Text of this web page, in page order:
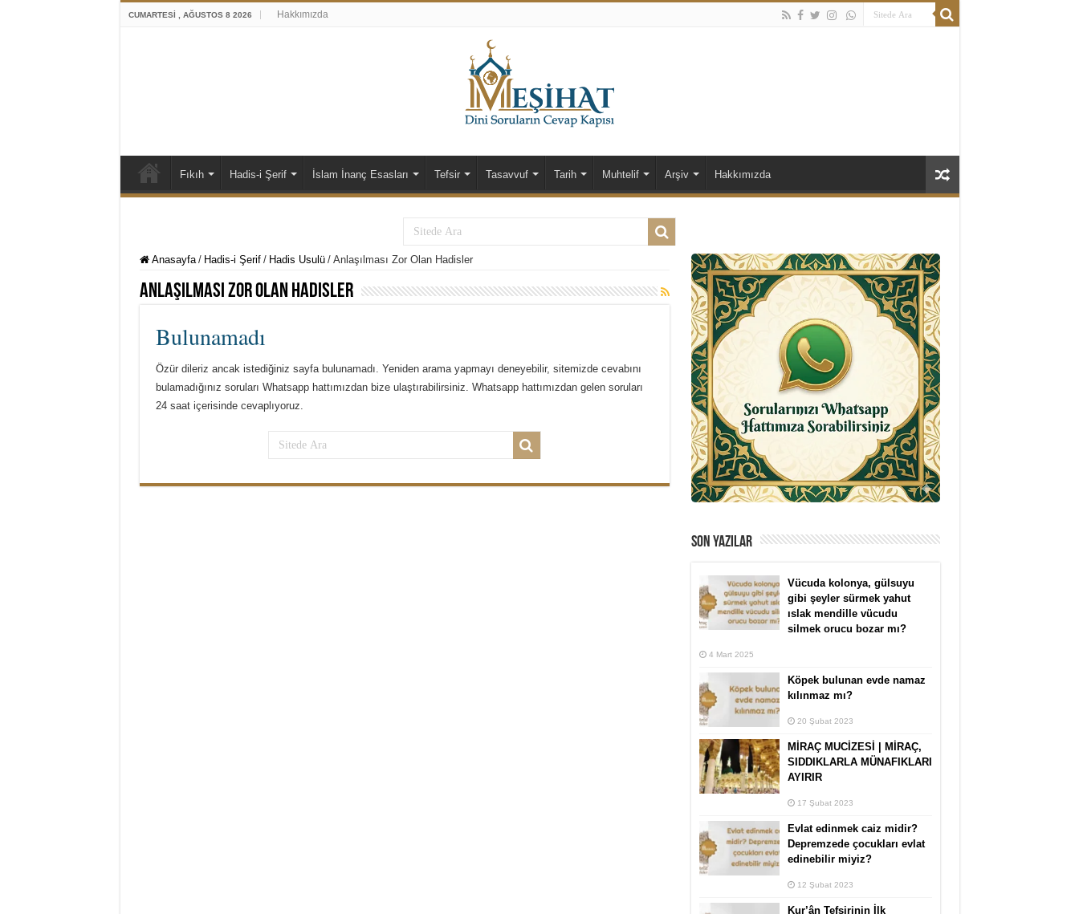
CUMARTESI , AĞUSTOS 8 2026 Hakkımızda
Fıkıh Hadis-i Şerif İslam İnanç Esasları Tefsir Tasavvuf Tarih Muhtelif Arşiv Hakkımızda
Anasayfa / Hadis-i Şerif / Hadis Usulü / Anlaşılması Zor Olan Hadisler
Anlaşılması Zor Olan Hadisler
Bulunamadı
Özür dileriz ancak istediğiniz sayfa bulunamadı. Yeniden arama yapmayı deneyebilir, sitemizde cevabını
bulamadığınız soruları Whatsapp hattımızdan bize ulaştırabilirsiniz. Whatsapp hattımızdan gelen soruları
24 saat içerisinde cevaplıyoruz.
SON YAZILAR
Vücuda kolonya, gülsuyu
gibi şeyler sürmek yahut
ıslak mendille vücudu
silmek orucu bozar mı?
4 Mart 2025
Köpek bulunan evde namaz
kılınmaz mı?
20 Şubat 2023
MİRAÇ MUCİZESİ | MİRAÇ,
SIDDIKLARLA MÜNAFIKLARI
AYIRIR
17 Şubat 2023
Evlat edinmek caiz midir?
Depremzede çocukları evlat
edinebilir miyiz?
12 Şubat 2023
Kur’ân Tefsirinin İlk